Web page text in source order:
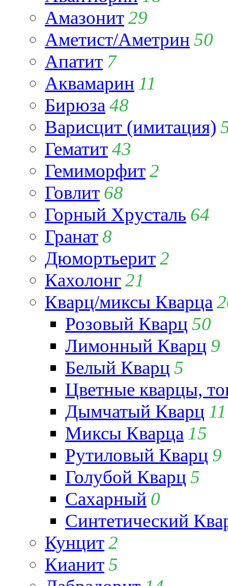
Амазонит29
Аметист/Аметрин 50
Апатит 7
Аквамарин 11
Бирюза 48
Варисцит (имитация)
Гематит43
Гемиморфит2
Говлит 68
Горный Хрусталь 64
Гранат8
Дюмортьерит2
Кахолонг21
Кварц/миксы Кварца
Розовый Кварц 50
Лимонный Кварц 9
Белый Кварц 5
Цветные кварцы,
Дымчатый Кварц 11
Миксы Кварца 15
Рутиловый Кварц 9
Голубой Кварц 5
Сахарный 0
Синтетический
Кунцит2
Кианит5